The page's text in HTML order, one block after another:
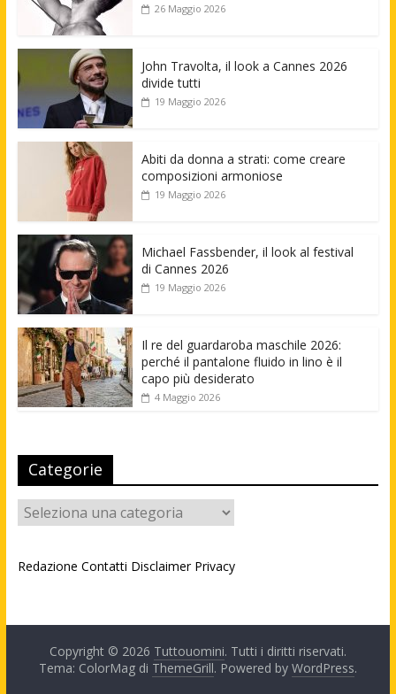
26 Maggio 2026
John Travolta, il look a Cannes 2026
divide tutti
19 Maggio 2026
Abiti da donna a strati: come creare
composizioni armoniose
19 Maggio 2026
Michael Fassbender, il look al festival
di Cannes 2026
19 Maggio 2026
Il re del guardaroba maschile 2026:
perché il pantalone fluido in lino è il
capo più desiderato
4 Maggio 2026
Categorie
Categorie
Redazione Contatti Disclaimer Privacy
Copyright © 2026 Tuttouomini. Tutti i diritti riservati.
Tema: ColorMag di ThemeGrill. Powered by WordPress.